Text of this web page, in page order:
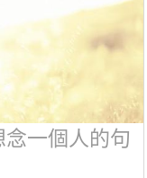
一個人的句